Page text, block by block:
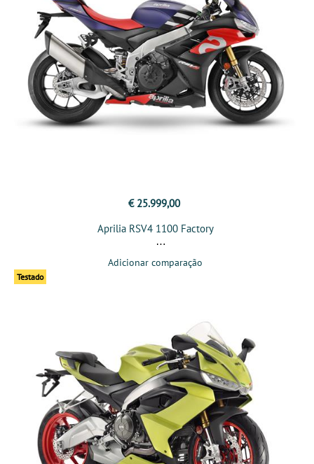
€ 25.999,00
Aprilia RSV4 1100 Factory
Adicionar comparação
Testado